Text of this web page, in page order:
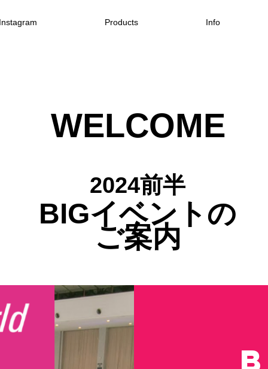
Products Info
WELCOME
2024前半
​BIGイベントの
ご案内